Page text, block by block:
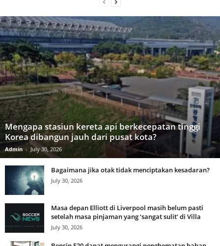
Mengapa stasiun kereta api berkecepatan tinggi
Korea dibangun jauh dari pusat kota?
Admin - July 30, 2026
Bagaimana jika otak tidak menciptakan kesadaran?
July 30, 2026
Masa depan Elliott di Liverpool masih belum pasti
setelah masa pinjaman yang ‘sangat sulit’ di Villa
July 30, 2026